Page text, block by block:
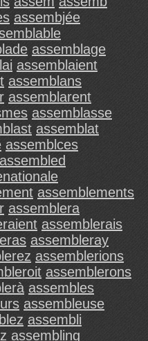
assembjée
assemblage
assemblaient
assemblans
assemblarent
assemblasse
assemblat
assemblces
assembled
assemblements
assemblera
assemblerais
assembleray
assemblerions
assemblerons
assembles
assembleuse
assembli
assembling